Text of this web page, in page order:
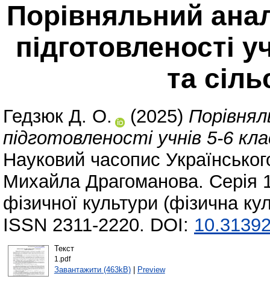
Порівняльний
підготовленості
та
Гедзюк Д. О. (2025)
підготовленості учнів 5-6
Науковий часопис
Михайла Драгоманова. Серія
фізичної культури (фізична
ISSN 2311-2220. DOI:
Текст
1.pdf
Завантажити (463kB)| Preview